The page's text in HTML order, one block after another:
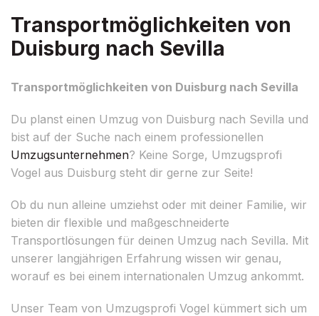
Transportmöglichkeiten von
Duisburg nach Sevilla
Transportmöglichkeiten von Duisburg nach Sevilla
Du planst einen Umzug von Duisburg nach Sevilla und
bist auf der Suche nach einem professionellen
Umzugsunternehmen? Keine Sorge, Umzugsprofi
Vogel aus Duisburg steht dir gerne zur Seite!
Ob du nun alleine umziehst oder mit deiner Familie, wir
bieten dir flexible und maßgeschneiderte
Transportlösungen für deinen Umzug nach Sevilla. Mit
unserer langjährigen Erfahrung wissen wir genau,
worauf es bei einem internationalen Umzug ankommt.
Unser Team von Umzugsprofi Vogel kümmert sich um